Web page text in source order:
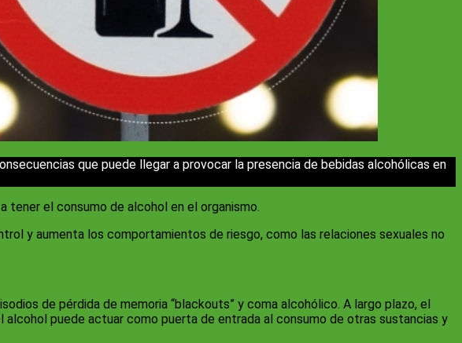
que puede llegar a provocar la presencia de bebidas alcohólicas en
tener el consumo de alcohol en el organismo.
y aumenta los comportamientos de riesgo, como las relaciones sexuales no
de pérdida de memoria “blackouts” y coma alcohólico. A largo plazo, el
puede actuar como puerta de entrada al consumo de otras sustancias y